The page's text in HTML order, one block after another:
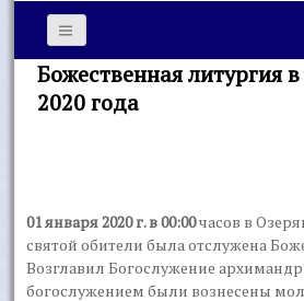
Божественная литургия
2020 года
01 января 2020 г. в 00:00часов в
святой обители была отслужена
Возглавил Богослужение
богослужением были вознесены